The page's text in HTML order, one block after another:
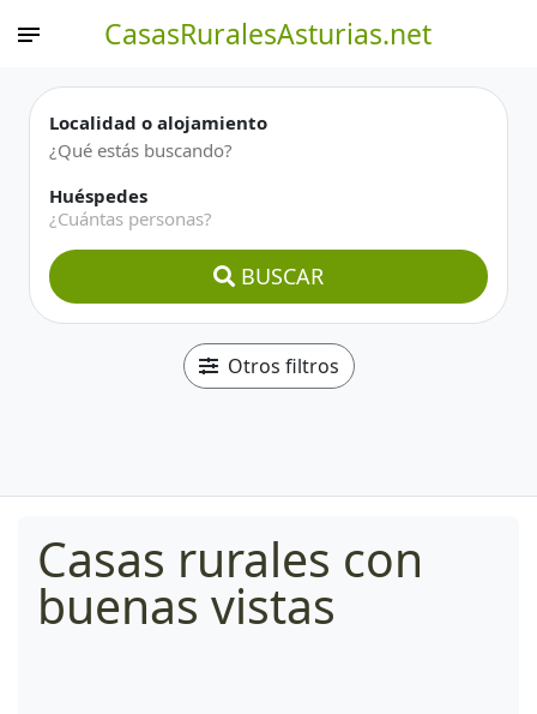
CasasRuralesAsturias.net
Localidad o alojamiento
Huéspedes
¿Cuántas personas?
BUSCAR
Otros filtros
Casas rurales con
buenas vistas